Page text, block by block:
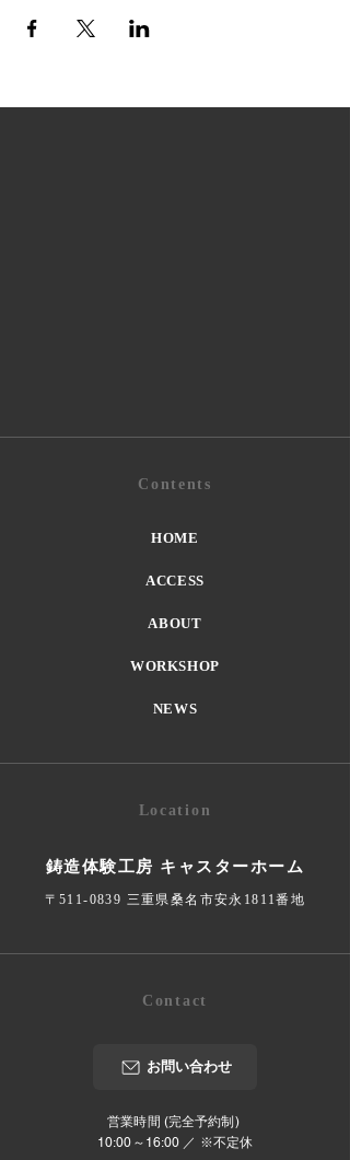
Contents
HOME
ACCESS
ABOUT
WORKSHOP
NEWS
Location
鋳造体験工房 キャスターホーム
〒511-0839 三重県桑名市安永1811番地
Contact
お問い合わせ
営業時間 (完全予約制)
10:00～16:00 ／ ※不定休